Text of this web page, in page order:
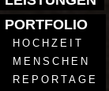
PORTFOLIO
HOCHZEIT
MENSCHEN
REPORTAGE